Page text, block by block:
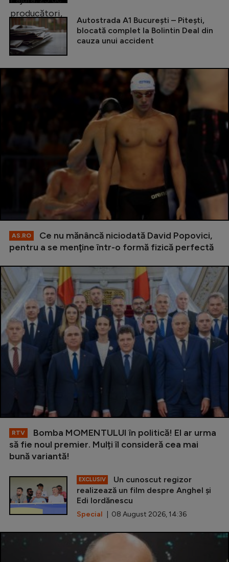
Autostrada A1 București – Pitești,
blocată complet la Bolintin Deal din
cauza unui accident
AS.RO
Ce nu mănâncă niciodată David Popovici,
pentru a se menţine într-o formă fizică perfectă
RTV
Bomba MOMENTULUI în politică! El ar urma
să fie noul premier. Mulți îl consideră cea mai
bună variantă!
EXCLUSIV
Un cunoscut regizor
realizează un film despre Anghel și
Edi Iordănescu
Special | 08 August 2026, 14:36